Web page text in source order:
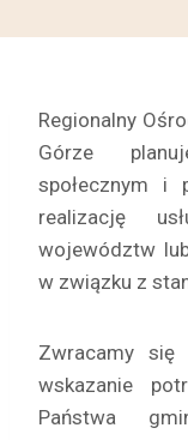
Regionalny
Górze
społecznym i
realizację
województw
w związku z
Zwracamy
wskazanie
Państwa